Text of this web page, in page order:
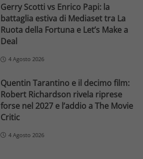
Gerry Scotti vs Enrico Papi: la
battaglia estiva di Mediaset tra La
Ruota della Fortuna e Let’s Make a
Deal
4 Agosto 2026
Quentin Tarantino e il decimo film:
Robert Richardson rivela riprese
forse nel 2027 e l’addio a The Movie
Critic
4 Agosto 2026